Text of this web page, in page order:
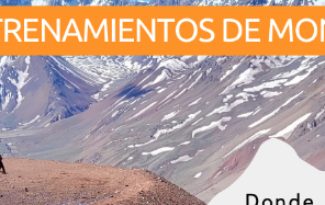
de tamaños básicos de mochilas